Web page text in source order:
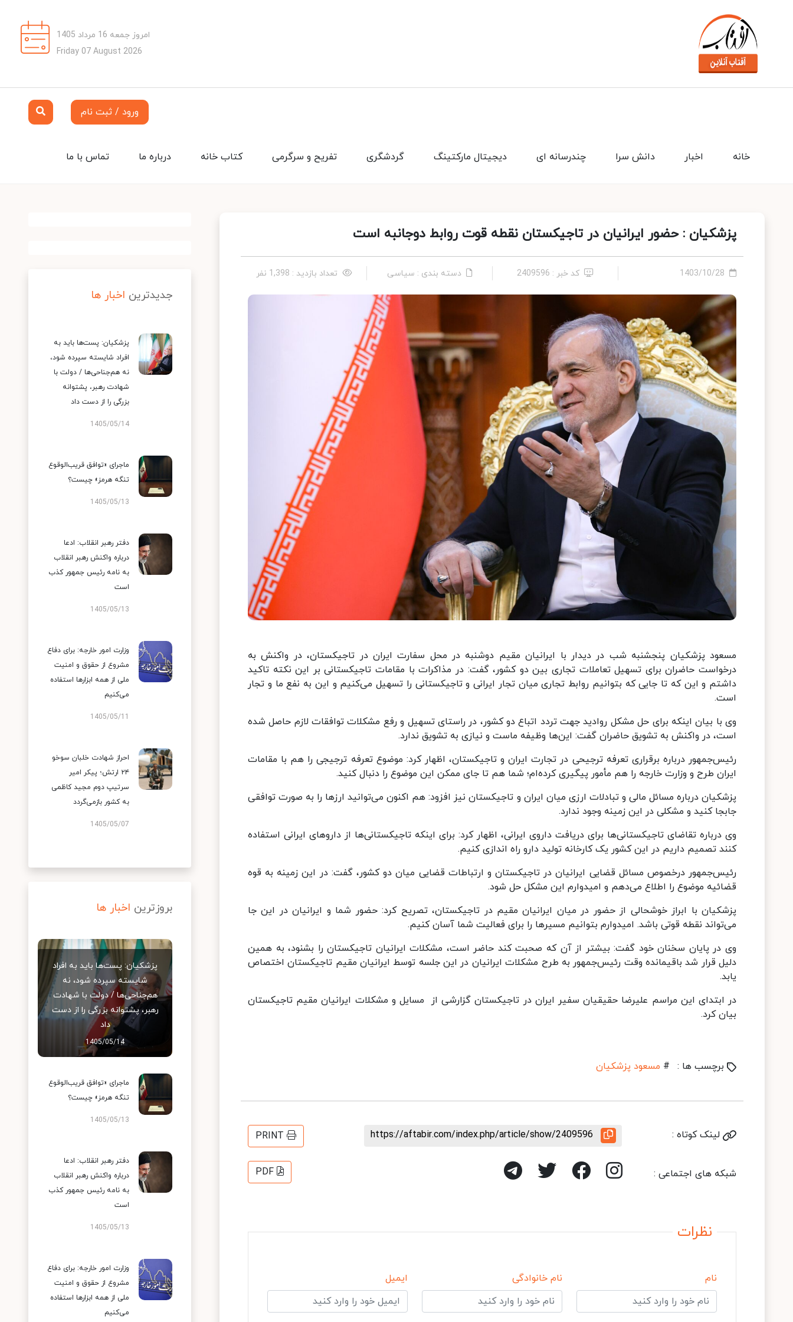
امروز جمعه 16 مرداد 1405
Friday 07 August 2026
ورود / ثبت نام
تماس با ما درباره ما کتاب خانه تفریح و سرگرمی گردشگری دیجیتال مارکتینگ چندرسانه ای دانش سرا اخبار خانه
پزشکیان : حضور ایرانیان در تاجیکستان نقطه قوت روابط دوجانبه است
1403/10/28 کد خبر : 2409596 دسته بندی : سیاسی تعداد بازدید : 1,398 نفر
مسعود پزشکیان پنجشنبه شب در دیدار با ایرانیان مقیم دوشنبه در محل سفارت ایران در تاجیکستان، در واکنش به
درخواست حاضران برای تسهیل تعاملات تجاری بین دو کشور، گفت: در مذاکرات با مقامات تاجیکستانی بر این نکته تاکید
داشتم و این که تا جایی که بتوانیم روابط تجاری میان تجار ایرانی و تاجیکستانی را تسهیل می‌کنیم و این به نفع ما و تجار
است.
وی با بیان اینکه برای حل مشکل روادید جهت تردد اتباع دو کشور، در راستای تسهیل و رفع مشکلات توافقات لازم حاصل شده
است، در واکنش به تشویق حاضران گفت: این‌ها وظیفه ماست و نیازی به تشویق ندارد.
رئیس‌جمهور درباره برقراری تعرفه ترجیحی در تجارت ایران و تاجیکستان، اظهار کرد: موضوع تعرفه ترجیجی را هم با مقامات
ایران طرح و وزارت خارجه را هم مأمور پیگیری کرده‌ام؛ شما هم تا جای ممکن این موضوع را دنبال کنید.
پزشکیان درباره مسائل مالی و تبادلات ارزی میان ایران و تاجیکستان نیز افزود: هم اکنون می‌توانید ارزها را به صورت توافقی
جابجا کنید و مشکلی در این زمینه وجود ندارد.
وی درباره تقاضای تاجیکستانی‌ها برای دریافت داروی ایرانی، اظهار کرد: برای اینکه تاجیکستانی‌ها از داروهای ایرانی استفاده
کنند تصمیم داریم در این کشور یک کارخانه تولید دارو راه اندازی کنیم.
رئیس‌جمهور درخصوص مسائل قضایی ایرانیان در تاجیکستان و ارتباطات قضایی میان دو کشور، گفت: در این زمینه به قوه
قضائیه موضوع را اطلاع می‌دهم و امیدوارم این مشکل حل شود.
پزشکیان با ابراز خوشحالی از حضور در میان ایرانیان مقیم در تاجیکستان، تصریح کرد: حضور شما و ایرانیان در این جا
می‌تواند نقطه قوتی باشد. امیدوارم بتوانیم مسیرها را برای فعالیت شما آسان کنیم.
وی در پایان سخنان خود گفت: بیشتر از آن که صحبت کند حاضر است، مشکلات ایرانیان تاجیکستان را بشنود، به همین
دلیل قرار شد باقیمانده وقت رئیس‌جمهور به طرح مشکلات ایرانیان در این جلسه توسط ایرانیان مقیم تاجیکستان اختصاص
یابد.
در ابتدای این مراسم علیرضا حقیقیان سفیر ایران در تاجیکستان گزارشی از مسایل و مشکلات ایرانیان مقیم تاجیکستان
بیان کرد.
برچسب ها : # مسعود پزشکیان
لینک کوتاه : https://aftabir.com/index.php/article/show/2409596
PRINT
شبکه های اجتماعی : PDF
نظرات
نام نام خانوادگی ایمیل
جدیدترین اخبار ها
پزشکیان: پست‌ها باید به
افراد شایسته سپرده شود،
نه هم‌جناحی‌ها / دولت با
شهادت رهبر، پشتوانه
بزرگی را از دست داد
1405/05/14
ماجرای «توافق قریب‌الوقوع
تنگه هرمز» چیست؟
1405/05/13
دفتر رهبر انقلاب: ادعا
درباره واکنش رهبر انقلاب
به نامه رئیس جمهور کذب
است
1405/05/13
وزارت امور خارجه: برای دفاع
مشروع از حقوق و امنیت
ملی از همه ابزارها استفاده
می‌کنیم
1405/05/11
احراز شهادت خلبان سوخو
۲۴ ارتش؛ پیکر امیر
سرتیپ دوم مجید کاظمی
به کشور بازمی‌گردد
1405/05/07
بروزترین اخبار ها
پزشکیان: پست‌ها باید به افراد
شایسته سپرده شود، نه
هم‌جناحی‌ها / دولت با شهادت
رهبر، پشتوانه بزرگی را از دست
داد
1405/05/14
ماجرای «توافق قریب‌الوقوع
تنگه هرمز» چیست؟
1405/05/13
دفتر رهبر انقلاب: ادعا
درباره واکنش رهبر انقلاب
به نامه رئیس جمهور کذب
است
1405/05/13
وزارت امور خارجه: برای دفاع
مشروع از حقوق و امنیت
ملی از همه ابزارها استفاده
می‌کنیم